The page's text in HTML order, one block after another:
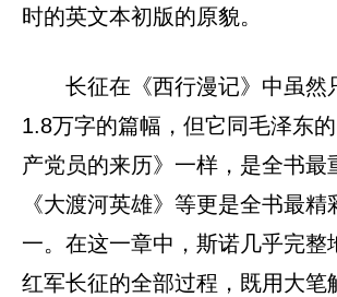
时的英文本初版的原貌。
长征在《西行漫记》中虽然
1.8万字的篇幅，但它同毛泽东
产党员的来历》一样，是全书最
《大渡河英雄》等更是全书最精
一。在这一章中，斯诺几乎完整
红军长征的全部过程，既用大笔